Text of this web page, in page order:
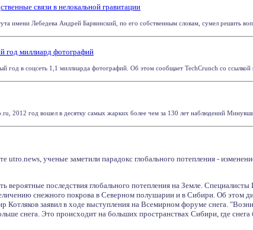
связи в нелокальной гравитации
имени Лебедева Андрей Барвинский, по его собственным словам, сумел решить
год миллиард фотографий
год в соцсеть 1,1 миллиарда фотографий. Об этом сообщает TechCrunch со
2012 год вошел в десятку самых жарких более чем за 130 лет наблюдений
utro.news, ученые заметили парадокс глобального потепления -
вероятные последствия глобального потепления на Земле.
снежного покрова в Северном полушарии и в Сибири. Об этом
Котляков заявил в ходе выступления на Всемирном форуме снега.
снега. Это происходит на больших пространствах Сибири, где